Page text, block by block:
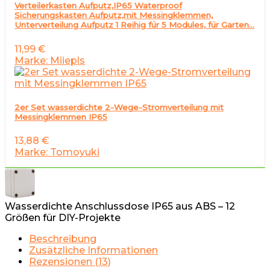
Verteilerkasten Aufputz,IP65 Waterproof
Sicherungskasten Aufputz,mit Messingklemmen,
Unterverteilung Aufputz 1 Reihig für 5 Modules, für Garten…
11,99 €
Marke: Miiepls
2er Set wasserdichte 2-Wege-Stromverteilung mit
Messingklemmen IP65
13,88 €
Marke: Tomoyuki
Wasserdichte Anschlussdose IP65 aus ABS – 12
Größen für DIY-Projekte
Beschreibung
Zusätzliche Informationen
Rezensionen (13)